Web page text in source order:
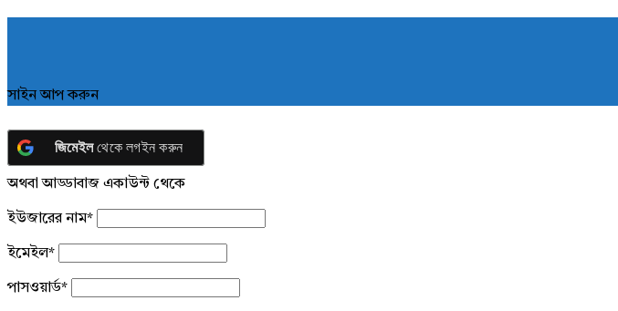
সাইন আপ করুন
জিমেইলথেকে লগইন করুন
অথবা আড্ডাবাজ একাউন্ট থেকে
ইউজারের নাম*
ইমেইল*
পাসওয়ার্ড*